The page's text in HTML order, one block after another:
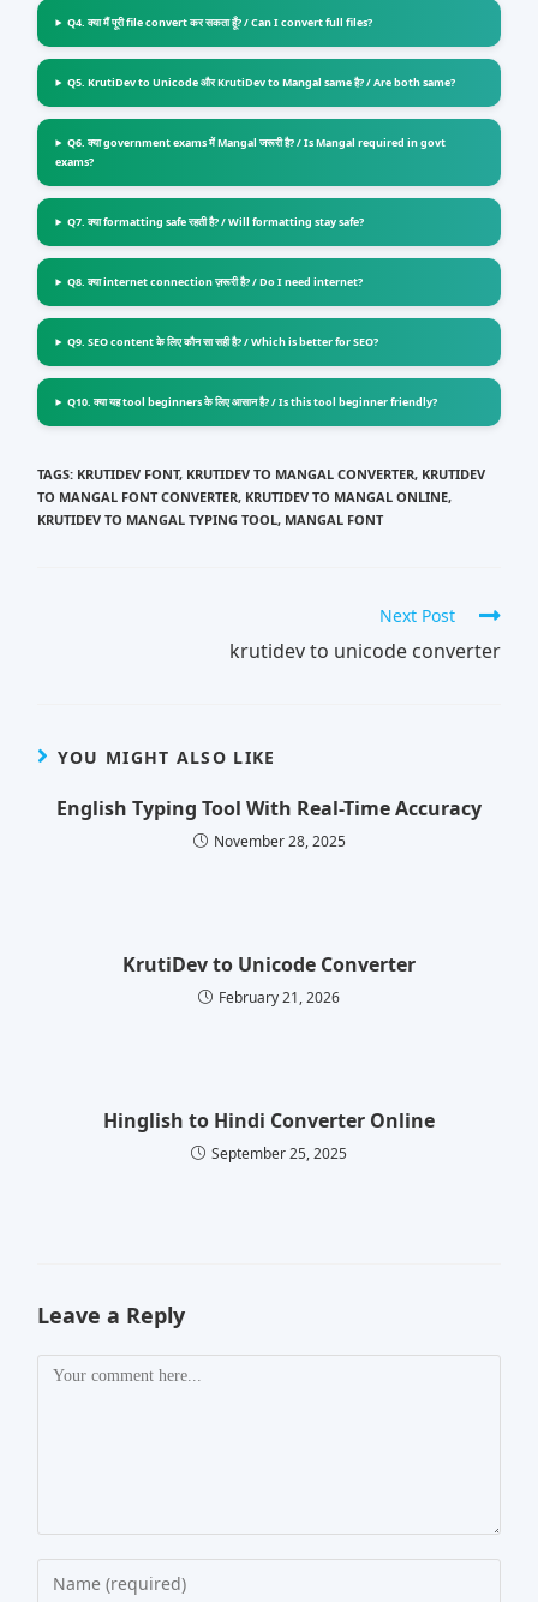
Q4. क्या मैं पूरी file convert कर सकता हूँ? / Can I convert full files?
Q5. KrutiDev to Unicode और KrutiDev to Mangal same है? / Are both same?
Q6. क्या government exams में Mangal जरूरी है? / Is Mangal required in govt
exams?
Q7. क्या formatting safe रहती है? / Will formatting stay safe?
Q8. क्या internet connection ज़रूरी है? / Do I need internet?
Q9. SEO content के लिए कौन सा सही है? / Which is better for SEO?
Q10. क्या यह tool beginners के लिए आसान है? / Is this tool beginner friendly?
TAGS: KRUTIDEV FONT, KRUTIDEV TO MANGAL CONVERTER, KRUTIDEV
TO MANGAL FONT CONVERTER, KRUTIDEV TO MANGAL ONLINE,
KRUTIDEV TO MANGAL TYPING TOOL, MANGAL FONT
Next Post
krutidev to unicode converter
YOU MIGHT ALSO LIKE
English Typing Tool With Real-Time Accuracy
November 28, 2025
KrutiDev to Unicode Converter
February 21, 2026
Hinglish to Hindi Converter Online
September 25, 2025
Leave a Reply